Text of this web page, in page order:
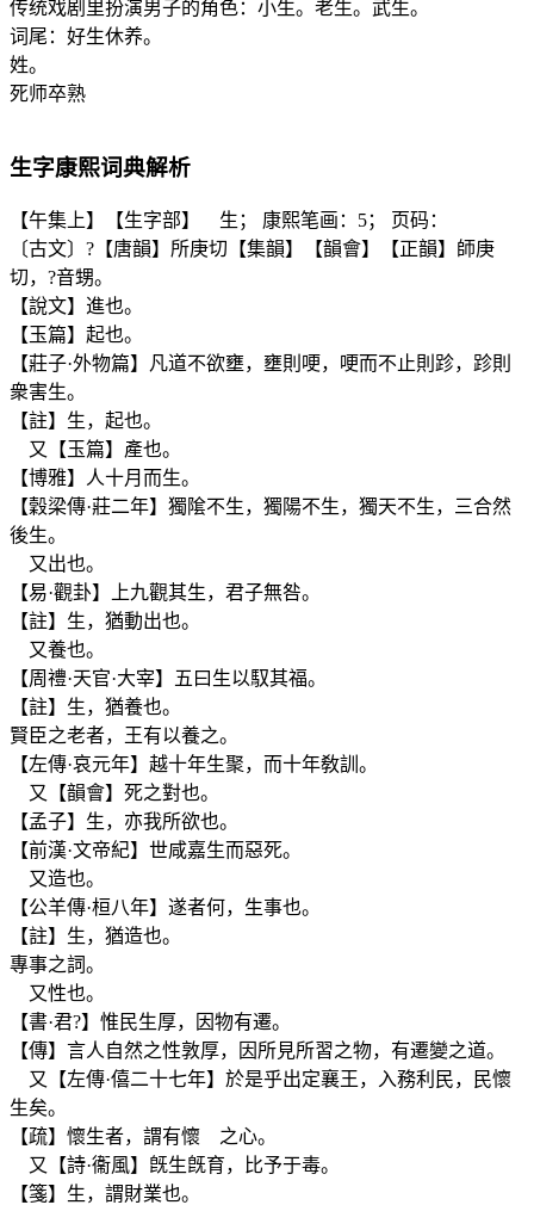
传统戏剧里扮演男子的角色：小生。老生。武生。
词尾：好生休养。
姓。
死师卒熟
生字康熙词典解析
【午集上】【生字部】 生； 康熙笔画：5； 页码：
〔古文〕?【唐韻】所庚切【集韻】【韻會】【正韻】師庚
切，?音甥。
【說文】進也。
【玉篇】起也。
【莊子·外物篇】凡道不欲壅，壅則哽，哽而不止則跈，跈則
衆害生。
【註】生，起也。
又【玉篇】產也。
【博雅】人十月而生。
【穀梁傳·莊二年】獨隂不生，獨陽不生，獨天不生，三合然
後生。
又出也。
【易·觀卦】上九觀其生，君子無咎。
【註】生，猶動出也。
又養也。
【周禮·天官·大宰】五曰生以馭其福。
【註】生，猶養也。
賢臣之老者，王有以養之。
【左傳·哀元年】越十年生聚，而十年敎訓。
又【韻會】死之對也。
【孟子】生，亦我所欲也。
【前漢·文帝紀】世咸嘉生而惡死。
又造也。
【公羊傳·桓八年】遂者何，生事也。
【註】生，猶造也。
專事之詞。
又性也。
【書·君?】惟民生厚，因物有遷。
【傳】言人自然之性敦厚，因所見所習之物，有遷變之道。
又【左傳·僖二十七年】於是乎出定襄王，入務利民，民懷
生矣。
【疏】懷生者，謂有懷 之心。
又【詩·衞風】旣生旣育，比予于毒。
【箋】生，謂財業也。